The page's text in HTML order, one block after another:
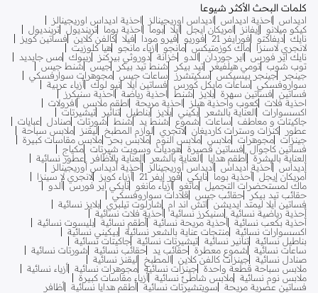
كلمات البحث الأكثر شيوعا
اديداس احذية اديداس اديداس اوريجينالز
احذية اديداس اوريجينالز
كيكو ميلانو
إيفانز امريكان ايجل ايلا بوما احذية بوما ترينديول ترينديول
نايك ديفاكتو فورايفر 21 فوريو فيرو مودا فيلا كالفن كلاين فساتين كويز
لانجري لاسنزا
ماك كوزمتيكس مانجو ازياء مانجو
هيا كلوزيت
نايك اير فورس
اير جوردان الدو خزانة دوروثي بيركنز ريبوك مس جايديد
توب شوب تومي هيلفيغر تيد بيكر شنط تيد بيكر جيس
شنط جيس
جينجر
جينجر بيسيكس سكيتشرز ساعات جيس مجوهرات سوارفسكي
سواروفسكي
ساعات مايكل كورس فساتين ايلا نيو لوك أزياء عربية
فساتين
فساتين سهرة بلايز شنط احذية رياضة
احذية سنيكرز
احذية فلات كعوب واحذية هيلز احذية مريحة اطقم ملابس
افرولات
اكسسوارات
العناية بالشعر بكيني بلايز بناطيل تنانير
تيشيرتات
جاكيتات و معاطف
ساعات شموع شنط يد شنط شورتات صنادل
عبايات
عطور
كنزات وسترات كارديغان لانجري لوازم المطبخ ليقنز
ملابس سباحة
جينزات مجوهرات ملابس ملابس النوم ملابس بحر ملابس مقاسات كبيرة
فساتين كاجوال
فساتين قصيرة هوديات وسويت شيرتات مكياج
العناية بالبشرة أطقم هدايا العناية بالشعر العناية بالأظافر
عطور نسائية
أديداس أحذية أديداس أديداس أوريجينالز
أحذية أديداس أوريجينالز
أمريكان إيجل أحذية بوما نايكي فور إيفر 21 أزياء كويز
لانجري لا سينزا
ماك لمستحضرات التجميل مانغو أزياء مانغو نايكي اير فورس ألدو
حقائب تيد بيكر
حقائب جيس
قلادات سواروفسكي
فساتين ايلا ليمتد ايديشن
اتش اند ام شارلوت تيلبري بلايز نسائية
أحذية رياضية نسائية
سنيكرز نسائية أحذية فلات نسائية
أحذية بكعب نسائية أحذية مريحة نسائية أطقم نسائية بليسوت نسائية
اكسسوارات نسائية منتجات عناية بالشعر نسائية بيكيني نسائية
بناطيل نسائية تنانير نسائية تيشيرتات نسائية جاكيتات نسائية
ساعات نسائية
شموع معطرة حقائب يد حقائب نسائية
شورتات نسائية
صنادل نسائية جينزات كالفن كلاين المطبخ
ليقنز نسائية
ملابس سباحة قطعة واحدة جينزات نسائية مجوهرات نسائية أزياء نسائية
ملابس نوم نسائية ملابس شاطئ نسائية أزياء مقاسات كبيرة
فساتين عصرية مريحة
سويتشيرتات نسائية أطقم هدايا نسائية أظافر